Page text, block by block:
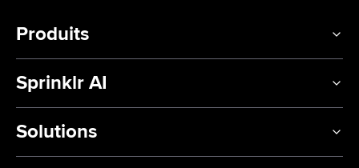
Produits
Sprinklr AI
Solutions